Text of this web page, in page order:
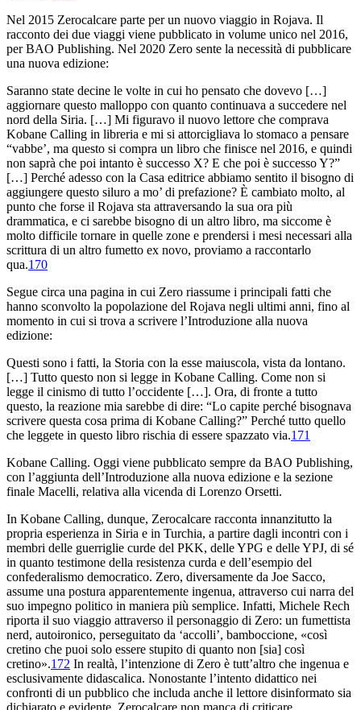
Nel 2015 Zerocalcare parte per un nuovo viaggio in Rojava. Il
racconto dei due viaggi viene pubblicato in volume unico nel 2016,
per BAO Publishing. Nel 2020 Zero sente la necessità di pubblicare
una nuova edizione:
Saranno state decine le volte in cui ho pensato che dovevo […]
aggiornare questo malloppo con quanto continuava a succedere nel
nord della Siria. […] Mi figuravo il nuovo lettore che comprava
Kobane Calling in libreria e mi si attorcigliava lo stomaco a pensare
“vabbe’, ma questo si compra un libro che finisce nel 2016, e quindi
non saprà che poi intanto è successo X? E che poi è successo Y?”
[…] Perché adesso con la Casa editrice abbiamo sentito il bisogno di
aggiungere questo siluro a mo’ di prefazione? È cambiato molto, al
punto che forse il Rojava sta attraversando la sua ora più
drammatica, e ci sarebbe bisogno di un altro libro, ma siccome è
molto difficile tornare in quelle zone e prendersi i mesi necessari alla
scrittura di un altro fumetto ex novo, proviamo a raccontarlo
qua.170
Segue circa una pagina in cui Zero riassume i principali fatti che
hanno sconvolto la popolazione del Rojava negli ultimi anni, fino al
momento in cui si trova a scrivere l’Introduzione alla nuova
edizione:
Questi sono i fatti, la Storia con la esse maiuscola, vista da lontano.
[…] Tutto questo non si legge in Kobane Calling. Come non si
legge il cinismo di tutto l’occidente […]. Ora, di fronte a tutto
questo, la reazione mia sarebbe di dire: “Lo capite perché bisognava
scrivere questa cosa prima di Kobane Calling?” Perché tutto quello
che leggete in questo libro rischia di essere spazzato via.171
Kobane Calling. Oggi viene pubblicato sempre da BAO Publishing,
con l’aggiunta dell’Introduzione alla nuova edizione e la sezione
finale Macelli, relativa alla vicenda di Lorenzo Orsetti.
In Kobane Calling, dunque, Zerocalcare racconta innanzitutto la
propria esperienza in Siria e in Turchia, a partire dagli incontri con i
membri delle guerriglie curde del PKK, delle YPG e delle YPJ, di sé
in quanto testimone della resistenza curda e dell’esempio del
confederalismo democratico. Zero, diversamente da Joe Sacco,
assume una postura apparentemente ingenua, attraverso cui narra del
suo impegno politico in maniera più semplice. Infatti, Michele Rech
riporta il suo viaggio attraverso il personaggio di Zero: un fumettista
nerd, autoironico, perseguitato da ‘accolli’, bamboccione, «così
cretino che puoi solo essere stupito di quanto non [sia] così
cretino».172 In realtà, l’intenzione di Zero è tutt’altro che ingenua e
esclusivamente didascalica. Nonostante l’intento didattico nei
confronti di un pubblico che includa anche il lettore disinformato sia
dichiarato e evidente, Zerocalcare non manca di criticare